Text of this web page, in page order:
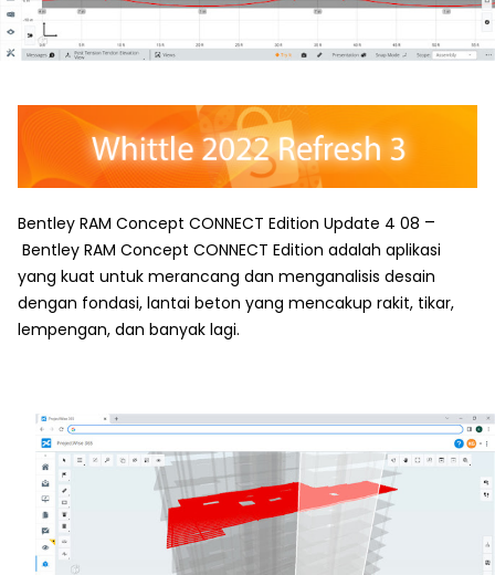
Bentley RAM Concept CONNECT Edition Update 4 08 –
Bentley RAM Concept CONNECT Edition adalah aplikasi
yang kuat untuk merancang dan menganalisis desain
dengan fondasi, lantai beton yang mencakup rakit, tikar,
lempengan, dan banyak lagi.